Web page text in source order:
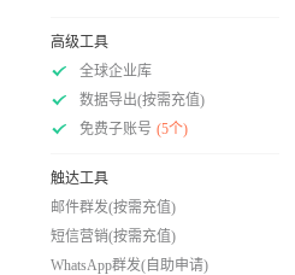
高级工具
全球企业库
数据导出(按需充值)
免费子账号 (5个)
触达工具
邮件群发(按需充值)
短信营销(按需充值)
WhatsApp群发(自助申请)